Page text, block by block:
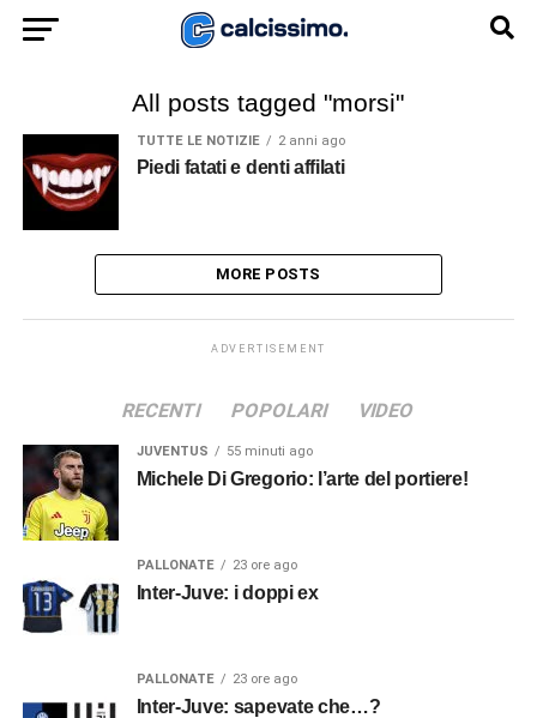
All posts tagged "morsi"
TUTTE LE NOTIZIE 2 anni ago
Piedi fatati e denti affilati
MORE POSTS
ADVERTISEMENT
RECENTI POPOLARI VIDEO
JUVENTUS 55 minuti ago
Michele Di Gregorio: l’arte del portiere!
PALLONATE 23 ore ago
Inter-Juve: i doppi ex
PALLONATE 23 ore ago
Inter-Juve: sapevate che…?